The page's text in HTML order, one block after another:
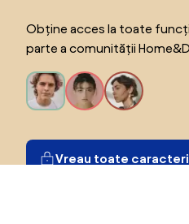
Obține acces la toate
parte a comunității
Vreau toate